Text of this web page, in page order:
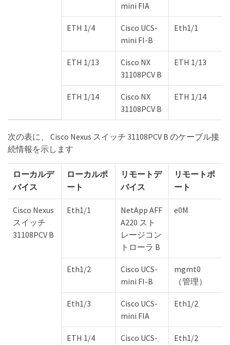
mini FIA
ETH 1/4
Cisco UCS-
mini FI-B
Eth1/1
ETH 1/13
Cisco NX
31108PCV B
ETH 1/13
ETH 1/14
Cisco NX
31108PCV B
ETH 1/14
次の表に、 Cisco Nexus スイッチ 31108PCV B のケーブル接
続情報を示します
ローカルデ
バイス
ローカルポ
ート
リモートデ
バイス
リモートポ
ート
Cisco Nexus
スイッチ
31108PCV B
Eth1/1
NetApp AFF
A220 スト
レージコン
トローラ B
e0M
Eth1/2
Cisco UCS-
mini FI-B
mgmt0
（管理）
Eth1/3
Cisco UCS-
mini FIA
Eth1/2
ETH 1/4
Cisco UCS-
Eth1/2